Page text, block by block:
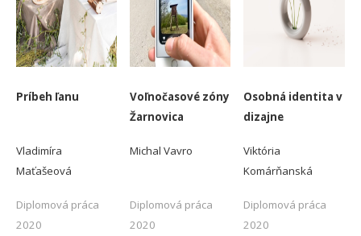
Príbeh ľanu
Voľnočasové zóny
Žarnovica
Osobná identita v
dizajne
Vladimíra
Maťašeová
Michal Vavro
Viktória
Komárňanská
Diplomová práca
2020
Diplomová práca
2020
Diplomová práca
2020